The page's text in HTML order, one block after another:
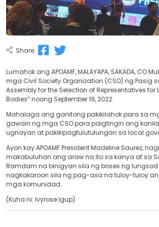
Share:
Lumahok ang APOAMF, MALAYAPA, SAKADA, CO
mga Civil Society Organization (CSO) ng Pasig
Assembly for the Selection of Representatives for
Bodies” noong September 19, 2022.
Mahalaga ang ganitong pakikilahok para sa
gawain ng mga CSO para paigtingin ang
ugnayan at pakikipagtulutulungan sa local
Ayon kay APOAMF President Madeline Saurez,
makabuluhan ang araw na ito sa kanya at sa
Ramdam na binigyan sila ng boses ng
nagkakaroon sila ng pag-asa na tuloy-tuloy
mga komunidad.
(Kuha ni: Ivyrose Igup)